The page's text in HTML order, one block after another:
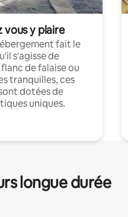
vous y plaire
fait le
s'agisse de
de falaise ou
tranquilles, ces
dotées de
uniques.
longue durée